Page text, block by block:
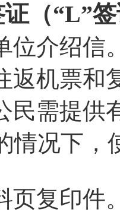
（“L”
位介绍信
返机票和
民需提供
情况下，
页复印件